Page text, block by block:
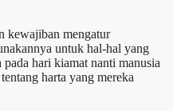
kewajiban mengatur
untuk hal-hal yang
hari kiamat nanti manusia
harta yang mereka